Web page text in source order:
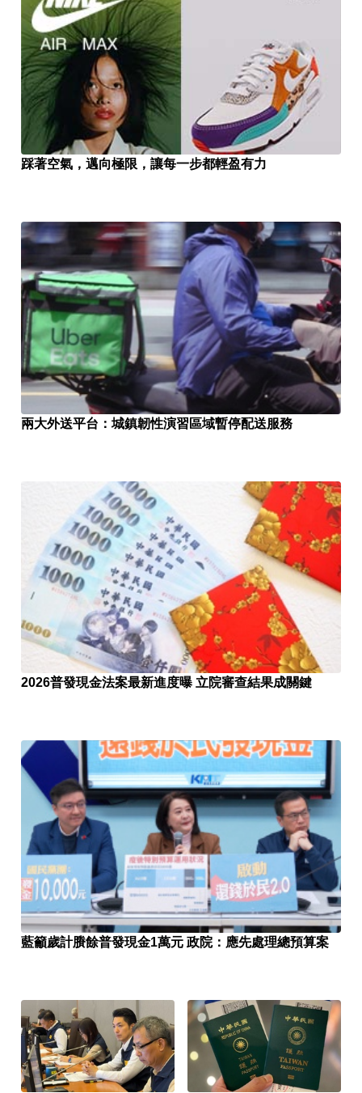
踩著空氣，邁向極限，讓每一步都輕盈有力
兩大外送平台：城鎮韌性演習區域暫停配送服務
2026普發現金法案最新進度曝 立院審查結果成關鍵
藍籲歲計賸餘普發現金1萬元 政院：應先處理總預算案